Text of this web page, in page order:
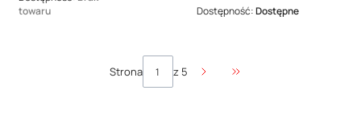
towaru
Dostępność:Dostępne
Strona z 5
Przejdź do ostatniej